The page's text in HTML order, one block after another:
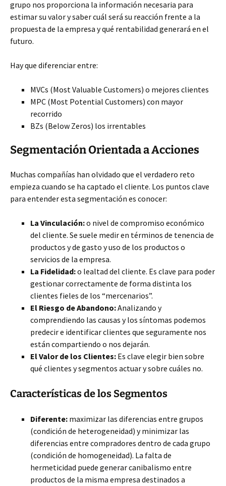
grupo nos proporciona la información necesaria para
estimar su valor y saber cuál será su reacción frente a la
propuesta de la empresa y qué rentabilidad generará en el
futuro.
Hay que diferenciar entre:
MVCs (Most Valuable Customers) o mejores clientes
MPC (Most Potential Customers) con mayor
recorrido
BZs (Below Zeros) los irrentables
Segmentación Orientada a Acciones
Muchas compañías han olvidado que el verdadero reto
empieza cuando se ha captado el cliente. Los puntos clave
para entender esta segmentación es conocer:
La Vinculación:o nivel de compromiso económico
del cliente. Se suele medir en términos de tenencia de
productos y de gasto y uso de los productos o
servicios de la empresa.
La Fidelidad:o lealtad del cliente. Es clave para poder
gestionar correctamente de forma distinta los
clientes fieles de los “mercenarios”.
El Riesgo de Abandono:Analizando y
comprendiendo las causas y los síntomas podemos
predecir e identificar clientes que seguramente nos
están compartiendo o nos dejarán.
El Valor de los Clientes: Es clave elegir bien sobre
qué clientes y segmentos actuar y sobre cuáles no.
Características de los Segmentos
Diferente: maximizar las diferencias entre grupos
(condición de heterogeneidad) y minimizar las
diferencias entre compradores dentro de cada grupo
(condición de homogeneidad). La falta de
hermeticidad puede generar canibalismo entre
productos de la misma empresa destinados a